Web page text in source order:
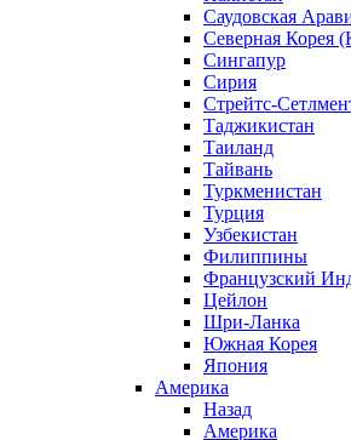
Саудовская
Северная Корея
Сингапур
Сирия
Стрейтс-
Таджикистан
Таиланд
Тайвань
Туркменистан
Турция
Узбекистан
Филиппины
Французский
Цейлон
Шри-Ланка
Южная Корея
Япония
Америка
Назад
Америка